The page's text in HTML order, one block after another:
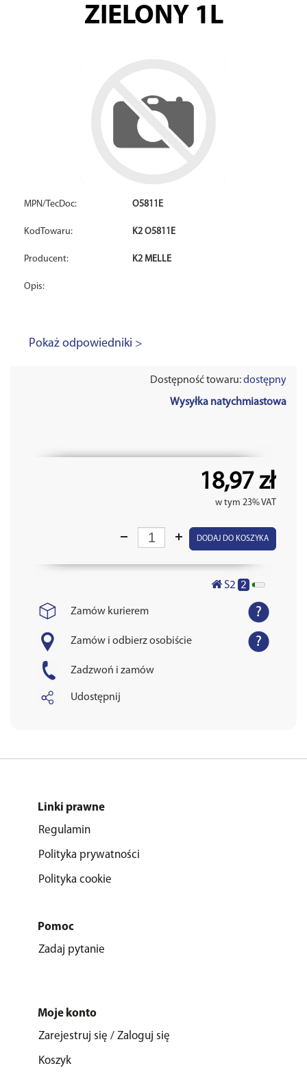
ZIELONY 1L
MPN/TecDoc: O5811E
KodTowaru: K2 O5811E
Producent: K2 MELLE
Opis:
Pokaż odpowiedniki >
Dostępność towaru:dostępny
Wysyłka natychmiastowa
18,97 zł
w tym 23% VAT
DODAJ DO KOSZYKA
S2 2
Zamów kurierem
Zamów i odbierz osobiście
Zadzwoń i zamów
Udostępnij
Linki prawne
Regulamin
Polityka prywatności
Polityka cookie
Pomoc
Zadaj pytanie
Moje konto
Zarejestruj się / Zaloguj się
Koszyk